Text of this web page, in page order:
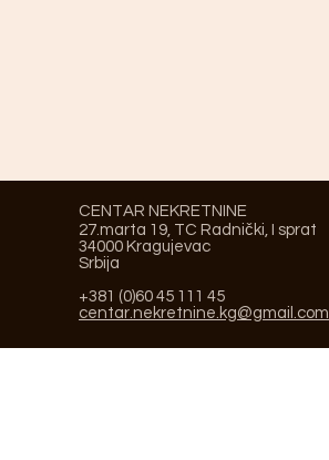
CENTAR NEKRETNINE
27.marta 19, TC Radnički, I sprat
34000 Kragujevac
Srbija
+381 (0)60 45 111 45
centar.nekretnine.kg@gmail.com